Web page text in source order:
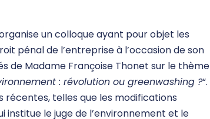
un colloque ayant pour objet les
pénal de l’entreprise à l’occasion de son
de Madame Françoise Thonet sur le thème
: révolution ou greenwashing ?“.
telles que les modifications
institue le juge de l’environnement et le